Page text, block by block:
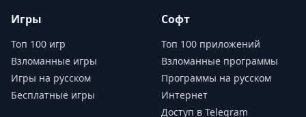
Игры
Топ 100 игр
Взломанные игры
Игры на русском
Бесплатные игры
Софт
Топ 100 приложений
Взломанные программы
Программы на русском
Интернет
Доступ в Telegram